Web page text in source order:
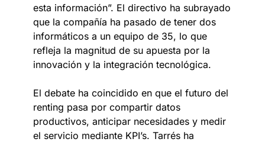
esta información”. El directivo ha subrayado
que la compañía ha pasado de tener dos
informáticos a un equipo de 35, lo que
refleja la magnitud de su apuesta por la
innovación y la integración tecnológica.
El debate ha coincidido en que el futuro del
renting pasa por compartir datos
productivos, anticipar necesidades y medir
el servicio mediante KPI’s. Tarrés ha